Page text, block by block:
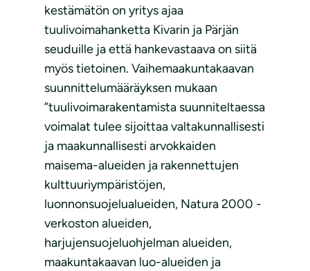
kestämätön on yritys ajaa
tuulivoimahanketta Kivarin ja Pärjän
seuduille ja että hankevastaava on siitä
myös tietoinen. Vaihemaakuntakaavan
suunnittelumääräyksen mukaan
”tuulivoimarakentamista suunniteltaessa
voimalat tulee sijoittaa valtakunnallisesti
ja maakunnallisesti arvokkaiden
maisema-alueiden ja rakennettujen
kulttuuriympäristöjen,
luonnonsuojelualueiden, Natura 2000 -
verkoston alueiden,
harjujensuojeluohjelman alueiden,
maakuntakaavan luo-alueiden ja